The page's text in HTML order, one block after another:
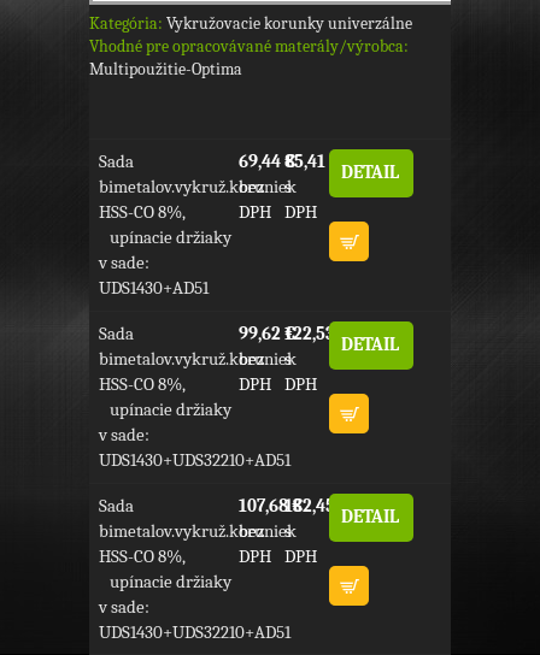
Kategória: Vykružovacie korunky univerzálne
Vhodné pre opracovávané materály/výrobca:
Multipoužitie-Optima
Sada
bimetalov.vykruž.koruniek
HSS-CO 8%,
upínacie držiaky
v sade:
UDS1430+AD51
69,44 €
bez
DPH
85,41 €
s
DPH
DETAIL
Sada
bimetalov.vykruž.koruniek
HSS-CO 8%,
upínacie držiaky
v sade:
UDS1430+UDS32210+AD51
99,62 €
bez
DPH
122,53 €
s
DPH
DETAIL
Sada
bimetalov.vykruž.koruniek
HSS-CO 8%,
upínacie držiaky
v sade:
UDS1430+UDS32210+AD51
107,68 €
bez
DPH
132,45 €
s
DPH
DETAIL